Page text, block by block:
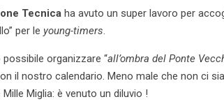
Tecnica ha avuto un super lavoro per
per le young-timers
organizzare “all’ombra del Ponte
il nostro calendario. Meno male che non ci
Miglia: è venuto un diluvio !